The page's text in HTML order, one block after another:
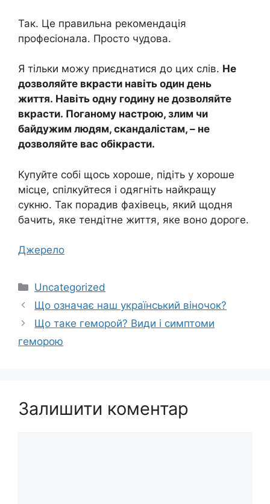
Так. Це правильна рекомендація
професіонала. Просто чудова.
Я тільки можу приєднатися до цих слів. Не
дозволяйте вкрасти навіть один день
життя. Навіть одну годину не дозволяйте
вкрасти. Поганому настрою, злим чи
байдужим людям, скандалістам, – не
дозволяйте вас обікрасти.
Купуйте собі щось хороше, підіть у хороше
місце, спілкуйтеся і одягніть найкращу
сукню. Так порадив фахівець, який щодня
бачить, яке тендітне життя, яке воно дороге.
Джерело
Категорії
Uncategorized
Що означає наш український віночок?
Що таке геморой? Види і симптоми
геморою
Залишити коментар